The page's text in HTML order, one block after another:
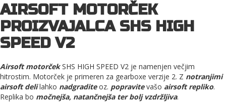
AIRSOFT MOTORČEK
PROIZVAJALCA SHS HIGH
SPEED V2
Airsoft motorčekSHS HIGH SPEED V2 je namenjen večjim
hitrostim. Motorček je primeren za gearboxe verzije 2.​ Z notranjimi
airsoft delilahko nadgraditeoz. popravitevašo airsoft repliko.
Replika bo močnejša, natančnejša ter bolj vzdržljiva.